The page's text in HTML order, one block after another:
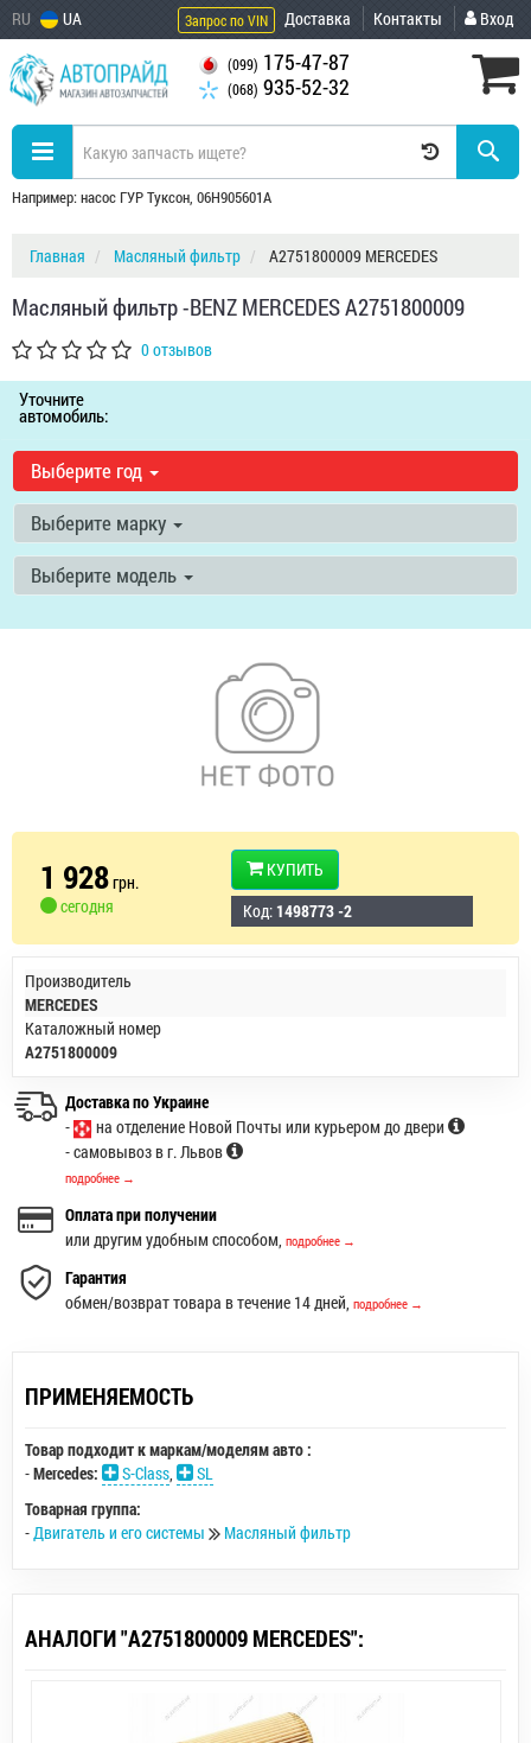
RU UA Запрос по VIN Доставка Контакты Вход
(099) 175-47-87
(068) 935-52-32
Например: насос ГУР Туксон, 06H905601A
Главная Масляный фильтр A2751800009 MERCEDES
Масляный фильтр -BENZ MERCEDES A2751800009
0 отзывов
Уточните
автомобиль:
Выберите год
Выберите марку
Выберите модель
1 928грн.
сегодня
КУПИТЬ
Код: 1498773 -2
Производитель
MERCEDES
Каталожный номер
A2751800009
Доставка по Украине
-
на отделение Новой Почты или курьером до двери
- самовывоз в г. Львов
подробнее →
Оплата при получении
или другим удобным способом, подробнее →
Гарантия
обмен/возврат товара в течение 14 дней, подробнее →
ПРИМЕНЯЕМОСТЬ
Товар подходит к маркам/моделям авто :
-Mercedes: S-Class,
SL
Товарная группа:
-Двигатель и его системы Масляный фильтр
АНАЛОГИ "A2751800009 MERCEDES":